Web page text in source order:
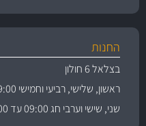
החנות
בצלאל 6 חולון
ראשון, שלישי, רביעי וחמישי 09:00 עד 18:00
שני, שישי וערבי חג 09:00 עד 15:00